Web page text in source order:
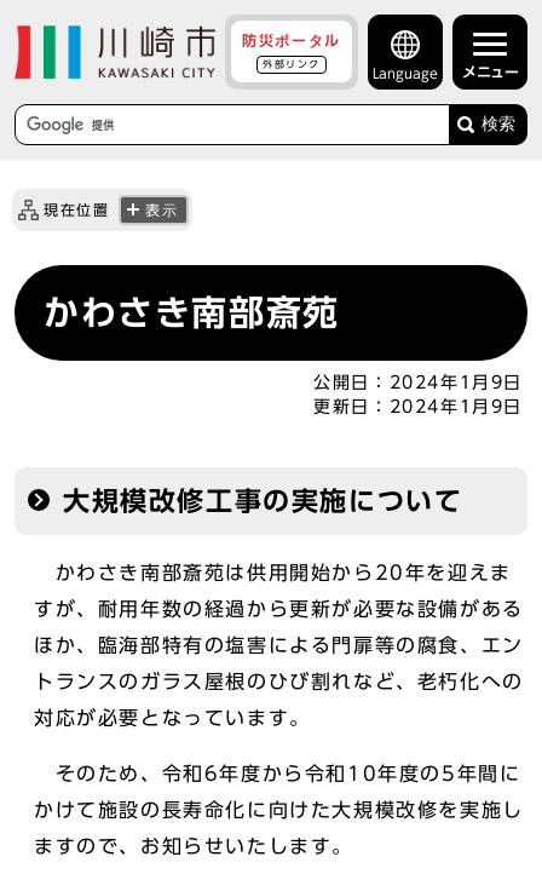
防災ポータル
外部リンク
Language メニュー
検索
現在位置 表示
かわさき南部斎苑
公開日：
2024年1月9日
更新日：
2024年1月9日
大規模改修工事の実施について
かわさき南部斎苑は供用開始から20年を迎えま
すが、耐用年数の経過から更新が必要な設備がある
ほか、臨海部特有の塩害による門扉等の腐食、エン
トランスのガラス屋根のひび割れなど、老朽化への
対応が必要となっています。
そのため、令和6年度から令和10年度の5年間に
かけて施設の長寿命化に向けた大規模改修を実施し
ますので、お知らせいたします。